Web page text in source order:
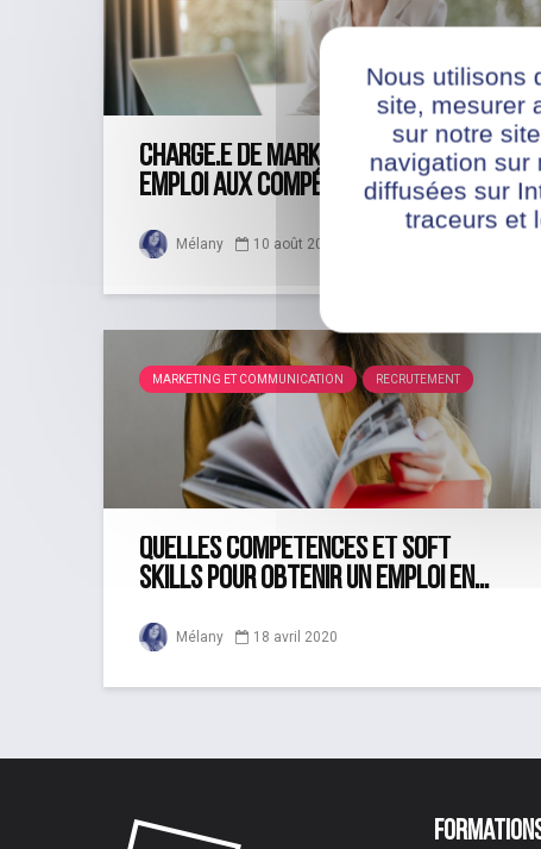
Chargé.e de marketing digital : un
emploi aux compétences multiples
Mélany 10 août 2020
MARKETING ET COMMUNICATION RECRUTEMENT
Quelles compétences et soft
skills pour obtenir un emploi en...
Mélany 18 avril 2020
Nous utilisons
site, mesurer
sur notre
navigation sur
diffusées sur
traceurs et